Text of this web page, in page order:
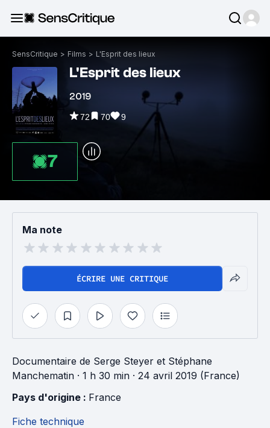
SensCritique > Films > L'Esprit des lieux
L'Esprit des lieux
2019
72 70 9
7
Ma note
ÉCRIRE UNE CRITIQUE
Documentaire de Serge Steyer et Stéphane
Manchematin · 1 h 30 min · 24 avril 2019 (France)
Pays d'origine : France
Fiche technique